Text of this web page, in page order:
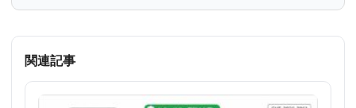
関連記事